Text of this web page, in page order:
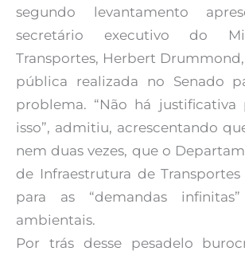
segundo levantamento
secretário executivo do
Transportes, Herbert
pública realizada no Senado
problema. “Não há justificativa
isso”, admitiu, acrescentando
nem duas vezes, que o
de Infraestrutura de
para as “demandas
ambientais.
Por trás desse pesadelo